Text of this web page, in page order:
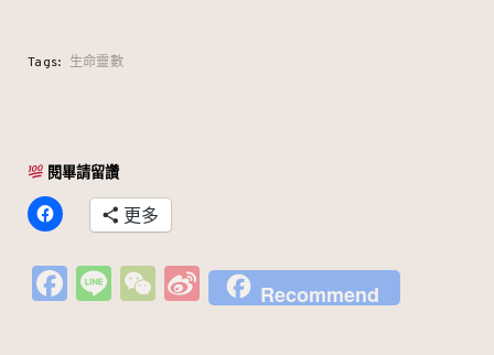
Tags: 生命靈數
閱畢請留讚
更多
Fa Li W Si
n
Recommend